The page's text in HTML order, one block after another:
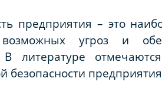
предприятия – это
угроз и
литературе
безопасности